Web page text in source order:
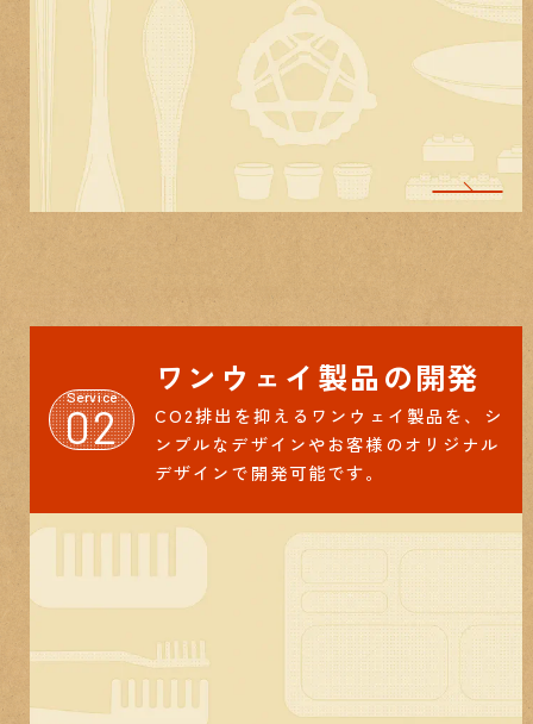
Service
02
ワンウェイ製品の開発
CO2排出を抑えるワンウェイ製品を、シ
ンプルなデザインやお客様のオリジナル
デザインで開発可能です。